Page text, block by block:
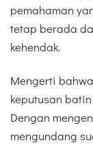
pemahaman
tetap berada
kehendak.
Mengerti
keputusan
Dengan
mengundang